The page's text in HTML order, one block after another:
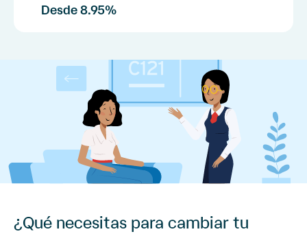
Desde 8.95%
¿Qué necesitas para cambiar tu